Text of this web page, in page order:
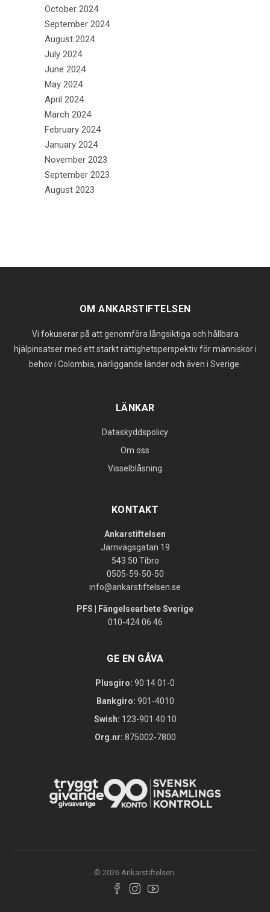
October 2024
September 2024
August 2024
July 2024
June 2024
May 2024
April 2024
March 2024
February 2024
January 2024
November 2023
September 2023
August 2023
OM ANKARSTIFTELSEN
Vi fokuserar på att genomföra långsiktiga och hållbara
hjälpinsatser med ett starkt rättighetsperspektiv för människor i
behov i Colombia, närliggande länder och även i Sverige.
LÄNKAR
Dataskyddspolicy
Om oss
Visselblåsning
KONTAKT
Ankarstiftelsen
Järnvägsgatan 19
543 50 Tibro
0505-59-50-50
info@ankarstiftelsen.se
PFS | Fängelsearbete Sverige
010-424 06 46
GE EN GÅVA
Plusgiro: 90 14 01-0
Bankgiro: 901-4010
Swish: 123-901 40 10
Org.nr: 875002-7800
© 2026 Ankarstiftelsen.